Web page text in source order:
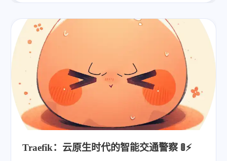
Traefik：云原生时代的智能交通警察 🚦⚡